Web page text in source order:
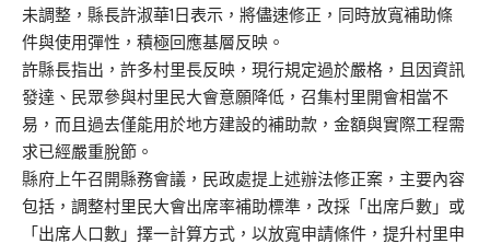
未調整，縣長許淑華1日表示，將儘速修正，同時放寬補助條
件與使用彈性，積極回應基層反映。
許縣長指出，許多村里長反映，現行規定過於嚴格，且因資訊
發達、民眾參與村里民大會意願降低，召集村里開會相當不
易，而且過去僅能用於地方建設的補助款，金額與實際工程需
求已經嚴重脫節。
縣府上午召開縣務會議，民政處提上述辦法修正案，主要內容
包括，調整村里民大會出席率補助標準，改採「出席戶數」或
「出席人口數」擇一計算方式，以放寬申請條件，提升村里申